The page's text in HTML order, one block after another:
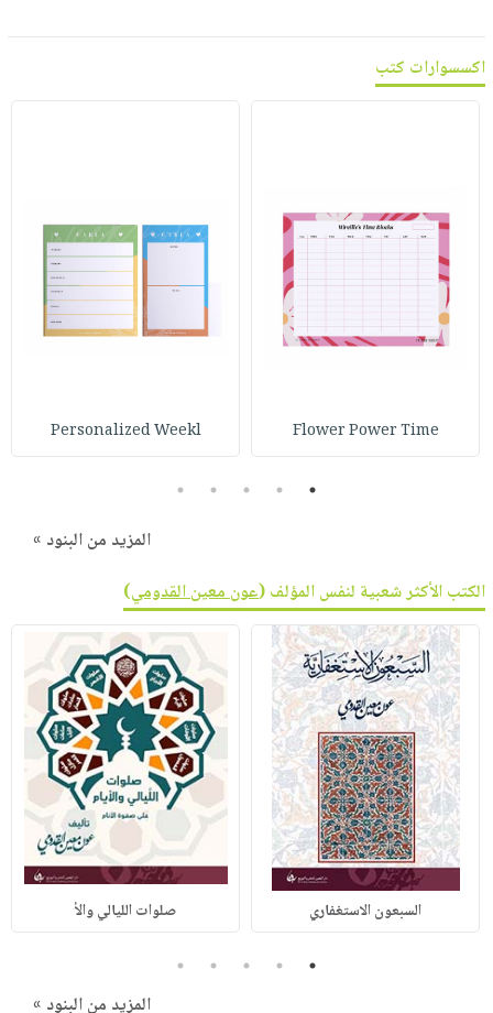
اكسسوارات كتب
Flower Power Time
Personalized Weekl
1
2
3
4
5
المزيد من البنود »
الكتب الأكثر شعبية لنفس المؤلف (عون معين القدومي)
السبعون الاستغفاري صلوات الليالي والأ
1
2
3
4
5
المزيد من البنود »